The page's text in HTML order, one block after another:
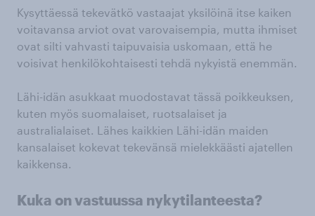
Kysyttäessä tekevätkö vastaajat yksilöinä itse kaiken
voitavansa arviot ovat varovaisempia, mutta ihmiset
ovat silti vahvasti taipuvaisia uskomaan, että he
voisivat henkilökohtaisesti tehdä nykyistä enemmän.
Lähi-idän asukkaat muodostavat tässä poikkeuksen,
kuten myös suomalaiset, ruotsalaiset ja
australialaiset. Lähes kaikkien Lähi-idän maiden
kansalaiset kokevat tekevänsä mielekkäästi ajatellen
kaikkensa.
Kuka on vastuussa nykytilanteesta?